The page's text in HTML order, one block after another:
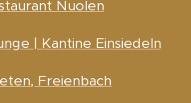
Nuolen
| Kantine Einsiedeln
Freienbach